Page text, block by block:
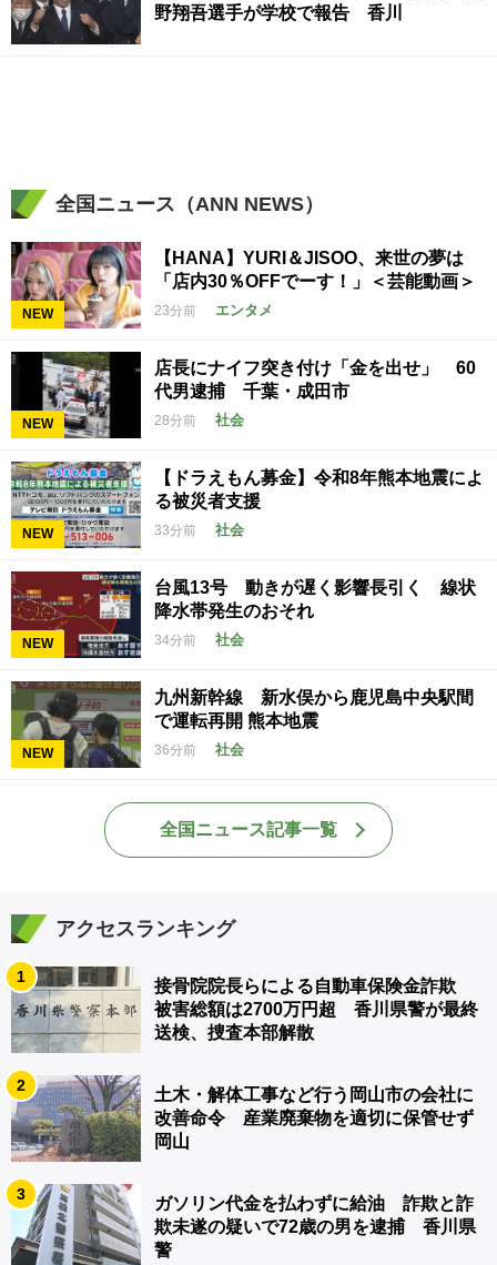
野翔吾選手が学校で報告 香川
全国ニュース（ANN NEWS）
NEW
【HANA】YURI＆JISOO、来世の夢は
「店内30％OFFでーす！」＜芸能動画＞
23分前 エンタメ
NEW
店長にナイフ突き付け「金を出せ」 60
代男逮捕 千葉・成田市
28分前 社会
NEW
【ドラえもん募金】令和8年熊本地震によ
る被災者支援
33分前 社会
NEW
台風13号 動きが遅く影響長引く 線状
降水帯発生のおそれ
34分前 社会
NEW
九州新幹線 新水俣から鹿児島中央駅間
で運転再開 熊本地震
36分前 社会
全国ニュース記事一覧
アクセスランキング
1
接骨院院長らによる自動車保険金詐欺
被害総額は2700万円超 香川県警が最終
送検、捜査本部解散
2
土木・解体工事など行う岡山市の会社に
改善命令 産業廃棄物を適切に保管せず
岡山
3
ガソリン代金を払わずに給油 詐欺と詐
欺未遂の疑いで72歳の男を逮捕 香川県
警